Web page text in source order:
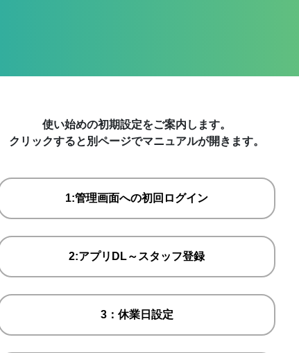
使い始めの初期設定をご案内します。
クリックすると別ページでマニュアルが開きます。
1:管理画面への初回ログイン
2:アプリDL～スタッフ登録
3：休業日設定